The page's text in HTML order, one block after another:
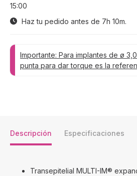
15:00
Haz tu pedido antes de 7h 10m.
Importante: Para implantes de ø
punta para dar torque es la
Descripción Especificaciones
Transepitelial MULTI-IM®